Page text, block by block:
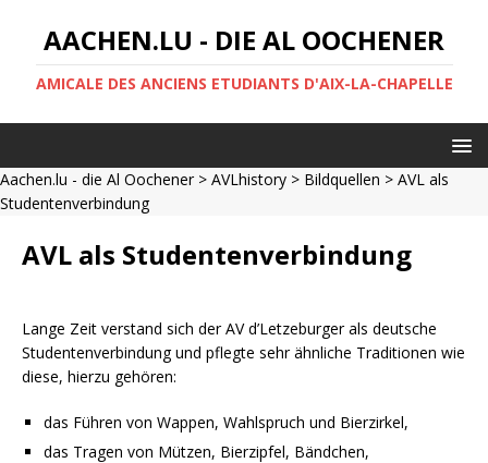
AACHEN.LU - DIE AL OOCHENER
AMICALE DES ANCIENS ETUDIANTS D'AIX-LA-CHAPELLE
Aachen.lu - die Al Oochener> AVLhistory > Bildquellen > AVL als
Studentenverbindung
AVL als Studentenverbindung
Lange Zeit verstand sich der AV d’Letzeburger als deutsche
Studentenverbindung und pflegte sehr ähnliche Traditionen wie
diese, hierzu gehören:
das Führen von Wappen, Wahlspruch und Bierzirkel,
das Tragen von Mützen, Bierzipfel, Bändchen,